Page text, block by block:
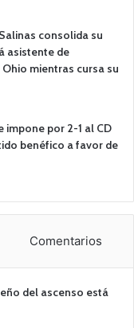
consolida su
asistente de
mientras cursa su
impone por 2-1 al CD
benéfico a favor de
Comentarios
del ascenso está